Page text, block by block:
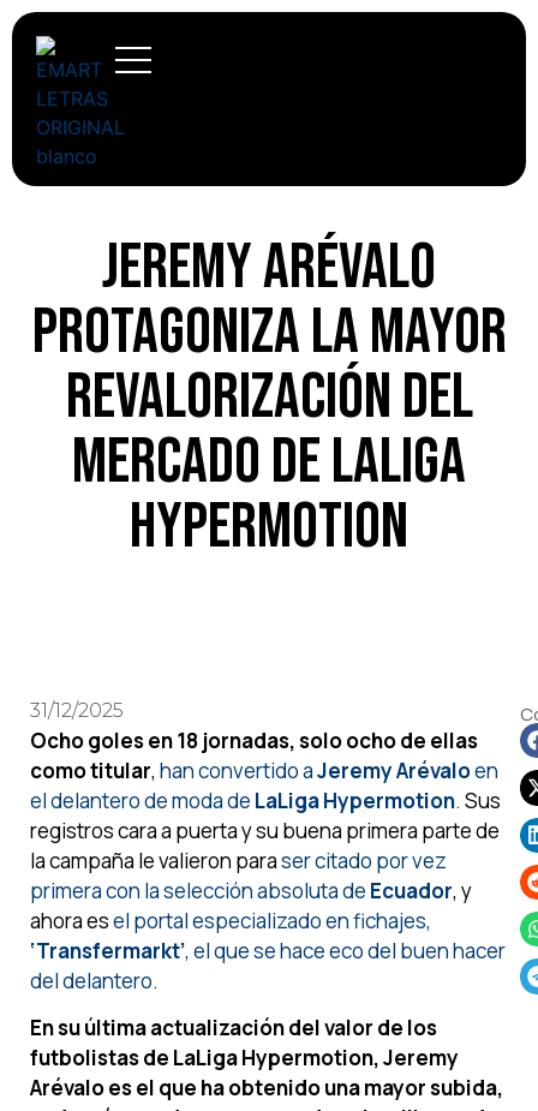
Jeremy Arévalo
protagoniza la mayor
revalorización del
mercado de LaLiga
Hypermotion
31/12/2025
Ocho goles en 18 jornadas, solo ocho de ellas
como titular, han convertido aJeremy Arévaloen
el delantero de moda de LaLiga Hypermotion. Sus
registros cara a puerta y su buena primera parte de
la campaña le valieron paraser citado por vez
primera con la selección absoluta de Ecuador, y
ahora esel portal especializado en fichajes,
‘Transfermarkt’, el que se hace eco del buen hacer
del delantero.
En su última actualización del valor de los
futbolistas de LaLiga Hypermotion, Jeremy
Arévalo es el que ha obtenido una mayor subida,